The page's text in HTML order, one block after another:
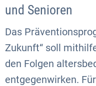
und Senioren
Das
Zukunft“ soll
den Folgen
entgegenwirken.